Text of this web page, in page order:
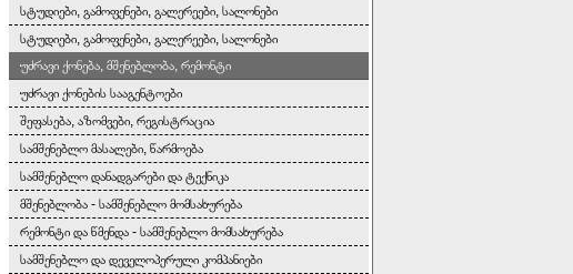
სტუდიები, გამოფენები, გალერეები, სალონები
სტუდიები, გამოფენები, გალერეები, სალონები
უძრავი ქონება, მშენებლობა, რემონტი
უძრავი ქონების სააგენტოები
შეფასება, აზომვები, რეგისტრაცია
სამშენებლო მასალები, წარმოება
სამშენებლო დანადგარები და ტექნიკა
მშენებლობა - სამშენებლო მომსახურება
რემონტი და წმენდა - სამშენებლო მომსახურება
სამშენებლო და დეველოპერული კომპანიები